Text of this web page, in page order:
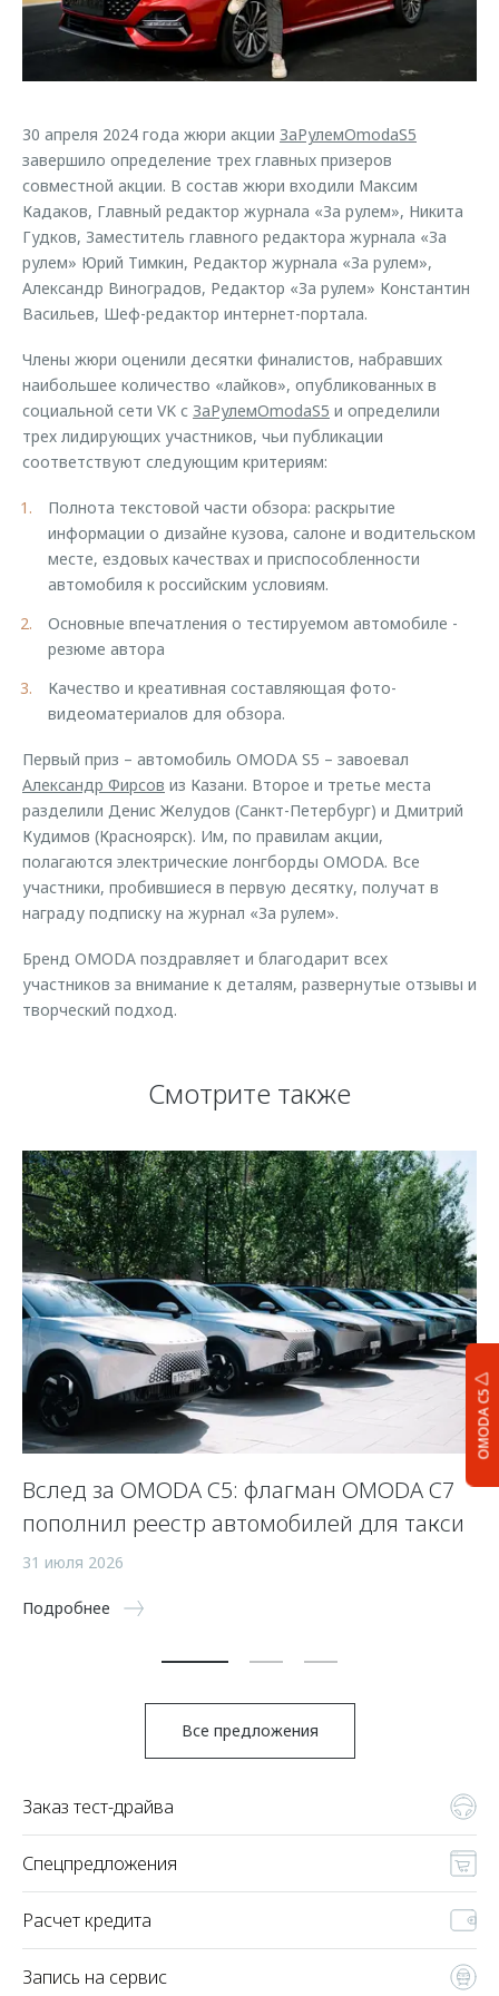
Страхование
Кредитный калькулятор
Одежда и сувениры
Оригинальные аксессуары
Запчасти
Трейд-ин
Калькулятор трейд-ин
Руководства по эксплуатации
Клиентская поддержка
Клуб владельцев OMODA
Приложение O&J
Аксессуары
Одежда и сувениры
Оригинальные аксессуары
Запчасти
Обратная связь
OMODA C5
30 апреля 2024 года жюри акции ЗаРулемOmodaS5
завершило определение трех главных призеров
совместной акции. В состав жюри входили Максим
Кадаков, Главный редактор журнала «За рулем», Никита
Гудков, Заместитель главного редактора журнала «За
рулем» Юрий Тимкин, Редактор журнала «За рулем»,
Александр Виноградов, Редактор «За рулем» Константин
Васильев, Шеф-редактор интернет-портала.
Члены жюри оценили десятки финалистов, набравших
наибольшее количество «лайков», опубликованных в
социальной сети VK с ЗаРулемOmodaS5 и определили
трех лидирующих участников, чьи публикации
соответствуют следующим критериям:
Полнота текстовой части обзора: раскрытие
информации о дизайне кузова, салоне и водительском
месте, ездовых качествах и приспособленности
автомобиля к российским условиям.
Основные впечатления о тестируемом автомобиле -
резюме автора
Качество и креативная составляющая фото-
видеоматериалов для обзора.
Первый приз – автомобиль OMODA S5 – завоевал
Александр Фирсов из Казани. Второе и третье места
разделили Денис Желудов (Санкт-Петербург) и Дмитрий
Кудимов (Красноярск). Им, по правилам акции,
полагаются электрические лонгборды OMODA. Все
участники, пробившиеся в первую десятку, получат в
награду подписку на журнал «За рулем».
Бренд OMODA поздравляет и благодарит всех
участников за внимание к деталям, развернутые отзывы и
творческий подход.
Смотрите также
Вслед за OMODA C5: флагман OMODA C7
пополнил реестр автомобилей для такси
31 июля 2026
Подробнее
Все предложения
Заказ тест-драйва
Спецпредложения
Расчет кредита
Запись на сервис